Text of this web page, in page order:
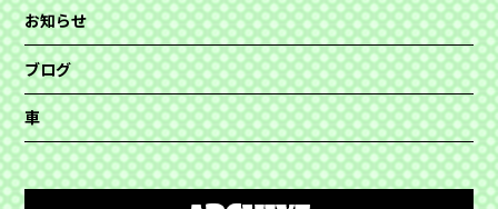
お知らせ
ブログ
車